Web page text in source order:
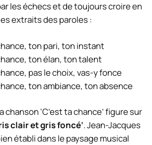
les échecs et de toujours croire en
extraits des paroles :
ton pari, ton instant
ton élan, ton talent
pas le choix, vas-y fonce
ton ambiance, ton absence
chanson ‘C’est ta chance’ figure sur
clair et gris foncé’. Jean-Jacques
établi dans le paysage musical